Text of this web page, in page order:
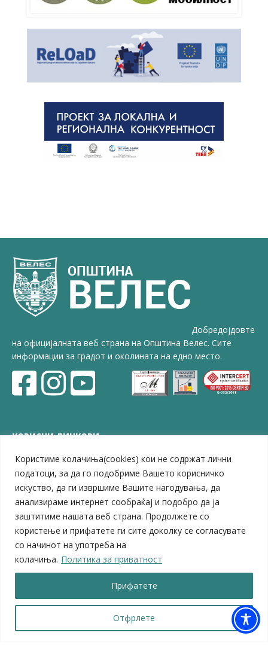
Користиме колачиња(cookies) кои не содржат лични
податоци, за да го подобриме Вашето корисничко
искуство, да ги извршиме Вашите нагодувања, да
анализираме интернет сообраќај и подобро да ја
заштитиме нашата веб страна. Продолжете со
користење и прифатете ги сите доколку се согласувате
со начинот на употреба на
колачиња. Политика за приватност
Отфрлете
Прифатете
Добредојдовте
на официјалната веб страна на Општина Велес. Сите
информации за градот и околината на едно место.
КОРИСНИ ЛИНКОВИ
ЗЕЛС – Заедница на единиците на локална самоуправа
Центар за развој на Вардарски плански регион
Јавно комунално претпријатие „Дервен“
ЈПССО „Парк – спорт и паркинзи“
ЛБ „Гоце Делчев“
ЛУ „Народен Музеј“
Влада на Република Северна Македонија
Собрание на Република Северна Македонија
Министерство за финансии
Министерство за транспорт
Министерство за локална самоуправа
Министерство за дигитална трансформација
Министерство за јавна администрација
Министерство за образование и наука